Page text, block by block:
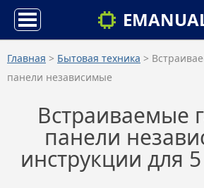
Главная > Бытовая техника >
панели независимые
Встраиваемые
панели
инструкции для